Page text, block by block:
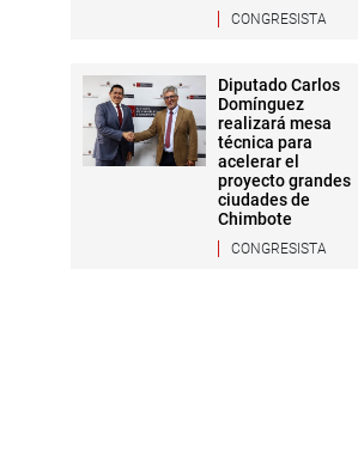
CONGRESISTA
Diputado Carlos
Domínguez
realizará mesa
técnica para
acelerar el
proyecto grandes
ciudades de
Chimbote
CONGRESISTA